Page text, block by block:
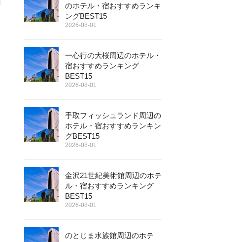
のホテル・宿おすすめランキ
ングBEST15
2026-08-01
一心行の大桜周辺のホテル・
宿おすすめランキング
BEST15
2026-08-01
手取フィッシュランド周辺の
ホテル・宿おすすめランキン
グBEST15
2026-08-01
金沢21世紀美術館周辺のホテ
ル・宿おすすめランキング
BEST15
2026-08-01
のとじま水族館周辺のホテ